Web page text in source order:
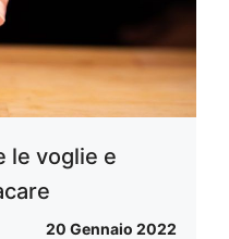
le voglie e
20 Gennaio 2022